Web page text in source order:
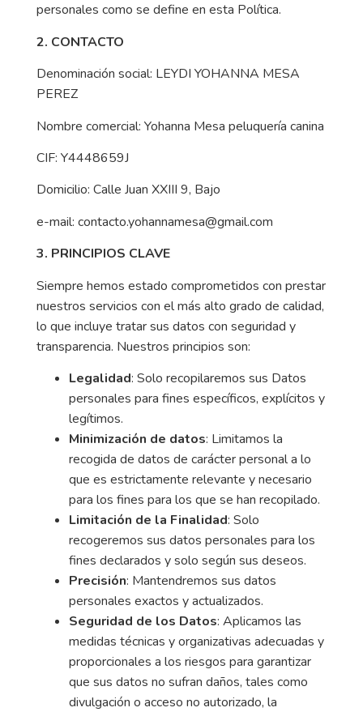
personales como se define en esta Política.
2. CONTACTO
Denominación social: LEYDI YOHANNA MESA
PEREZ
Nombre comercial: Yohanna Mesa peluquería canina
CIF: Y4448659J
Domicilio: Calle Juan XXIII 9, Bajo
e-mail: contacto.yohannamesa@gmail.com
3. PRINCIPIOS CLAVE
Siempre hemos estado comprometidos con prestar
nuestros servicios con el más alto grado de calidad,
lo que incluye tratar sus datos con seguridad y
transparencia. Nuestros principios son:
Legalidad: Solo recopilaremos sus Datos
personales para fines específicos, explícitos y
legítimos.
Minimización de datos: Limitamos la
recogida de datos de carácter personal a lo
que es estrictamente relevante y necesario
para los fines para los que se han recopilado.
Limitación de la Finalidad: Solo
recogeremos sus datos personales para los
fines declarados y solo según sus deseos.
Precisión: Mantendremos sus datos
personales exactos y actualizados.
Seguridad de los Datos: Aplicamos las
medidas técnicas y organizativas adecuadas y
proporcionales a los riesgos para garantizar
que sus datos no sufran daños, tales como
divulgación o acceso no autorizado, la